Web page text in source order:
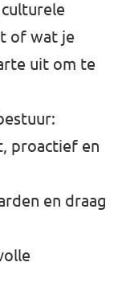
of wat je
uit om te
proactief en
en draag